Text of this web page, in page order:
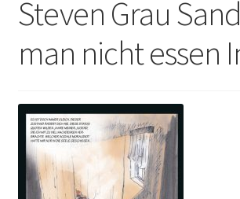
Steven Grau
man nicht essen